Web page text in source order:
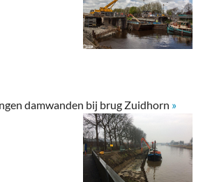
damwanden bij brug Zuidhorn »